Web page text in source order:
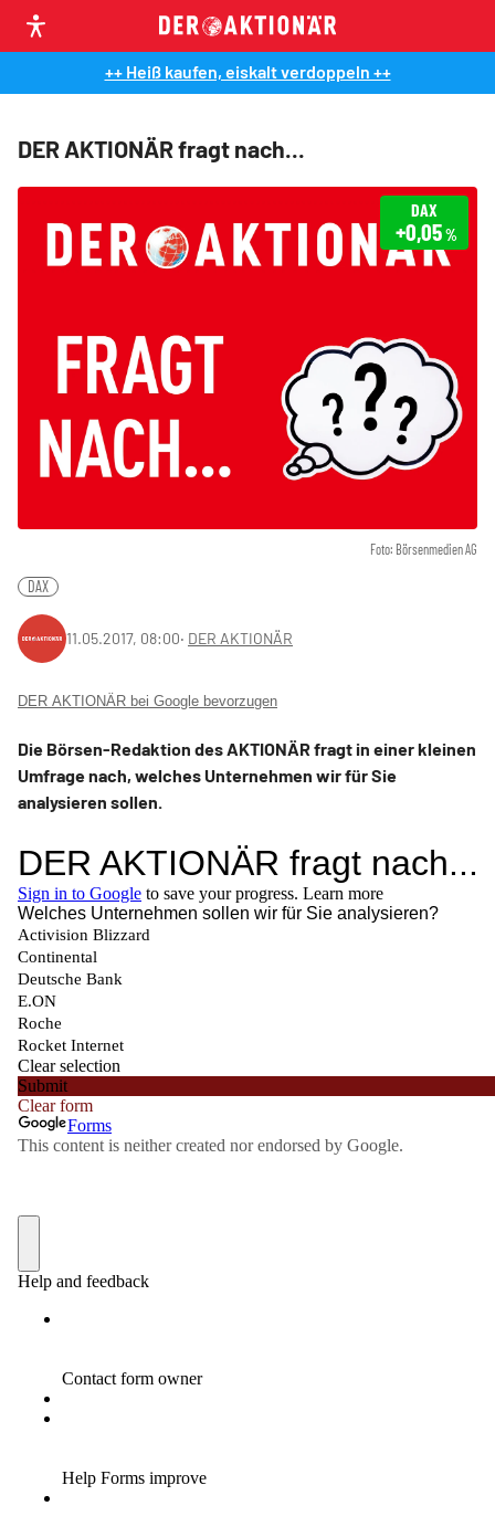
++ Heiß kaufen, eiskalt verdoppeln ++
DER AKTIONÄR fragt nach...
Foto: Börsenmedien AG
DAX
+0,05%
DAX
11.05.2017, 08:00‧ DER AKTIONÄR
DER AKTIONÄR bei Google bevorzugen
Die Börsen-Redaktion des AKTIONÄR fragt in einer kleinen
Umfrage nach, welches Unternehmen wir für Sie
analysieren sollen.